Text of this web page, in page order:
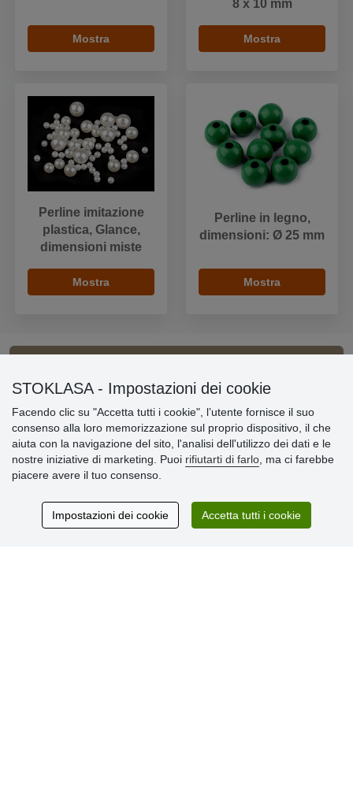
Mostra
8 x 10 mm
Mostra
Perline imitazione
plastica, Glance,
dimensioni miste
Mostra
Perline in legno,
dimensioni: Ø 25 mm
Mostra
Informazioni importanti
» Impostazioni dei cookie
» Termini & Condizioni
» Informativa sulla Privacy
» Consegna e pagamento
» Garanzia e resi
STOKLASA - Impostazioni dei cookie
Facendo clic su "Accetta tutti i cookie", l’utente fornisce il suo
consenso alla loro memorizzazione sul proprio dispositivo, il che
aiuta con la navigazione del sito, l'analisi dell'utilizzo dei dati e le
nostre iniziative di marketing. Puoi rifiutarti di farlo , ma ci farebbe
piacere avere il tuo consenso.
Impostazioni dei cookie Accetta tutti i cookie